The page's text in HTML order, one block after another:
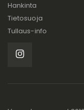
Hankinta
Tietosuoja
Tullaus-info